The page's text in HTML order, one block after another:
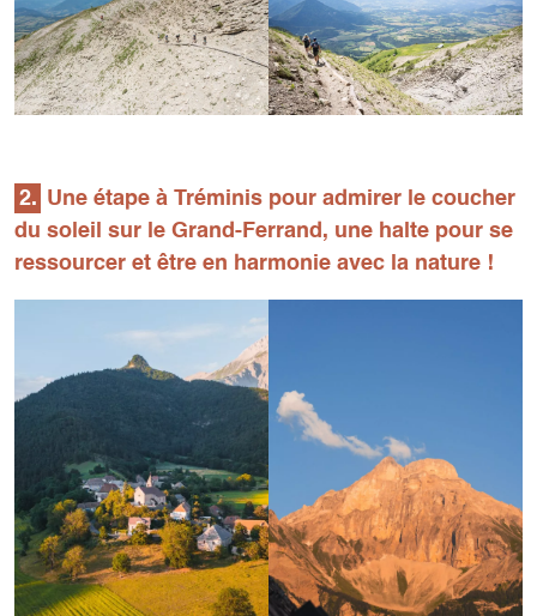
2. Une étape à Tréminis pour admirer le coucher
du soleil sur le Grand-Ferrand, une halte pour se
ressourcer et être en harmonie avec la nature !